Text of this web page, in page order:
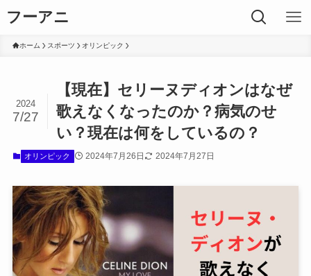
フーアニ
ホーム スポーツ オリンピック
【現在】セリーヌディオンはなぜ
歌えなくなったのか？病気のせ
い？現在は何をしているの？
2024
7/27
オリンピック 2024年7月26日 2024年7月27日